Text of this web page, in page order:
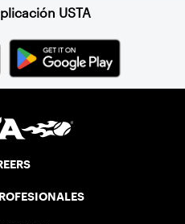
USTA